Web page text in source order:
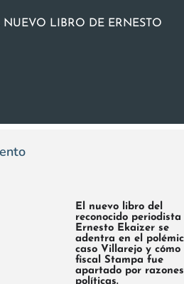
NUEVO LIBRO DE ERNESTO
El nuevo libro del
reconocido periodista
Ernesto Ekaizerse
adentra en el
caso Villarejoy cómo
fiscal Stampa fue
apartado por razones
políticas.